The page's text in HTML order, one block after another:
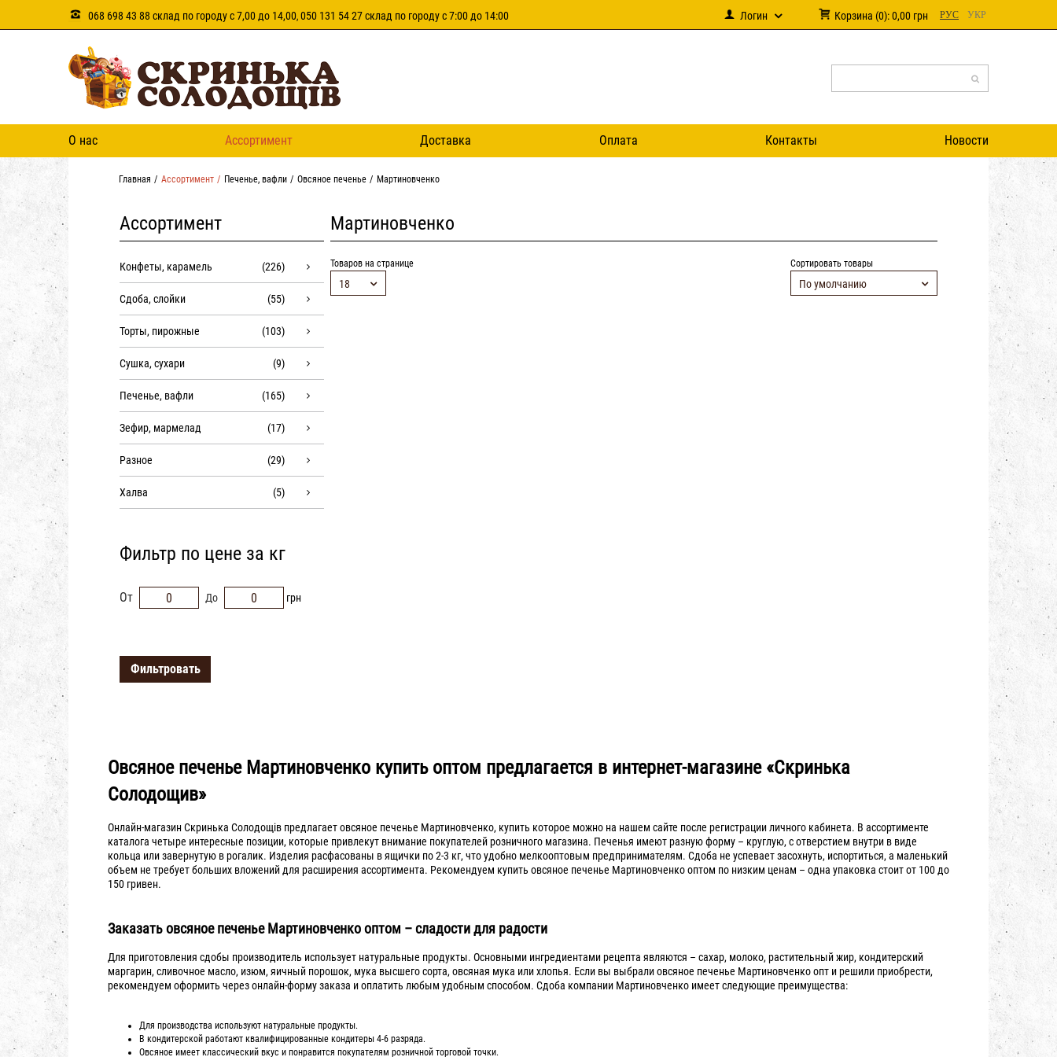
068 698 43 88 склад по городу с 7,00 до 14,00, 050 131 54 27 склад по городу с 7:00 до 14:00 Логин Корзина (0):0,00 грн РУС УКР
О нас Ассортимент Доставка Оплата Контакты Новости
Главная Ассортимент Печенье, вафли Овсяное печенье Мартиновченко
Ассортимент
Конфеты, карамель (226)
Сдоба, слойки (55)
Торты, пирожные (103)
Сушка, сухари (9)
Печенье, вафли (165)
Зефир, мармелад (17)
Разное (29)
Халва (5)
Фильтр по цене за кг
От До грн
Фильтровать
Мартиновченко
Товаров на странице
18
Сортировать товары
По умолчанию
Овсяное печенье Мартиновченко купить оптом предлагается в интернет-магазине «Скринька
Солодощив»
Онлайн-магазин Скринька Солодощiв предлагает овсяное печенье Мартиновченко, купить которое можно на нашем сайте после регистрации личного кабинета. В ассортименте
каталога четыре интересные позиции, которые привлекут внимание покупателей розничного магазина. Печенья имеют разную форму – круглую, с отверстием внутри в виде
кольца или завернутую в рогалик. Изделия расфасованы в ящички по 2-3 кг, что удобно мелкооптовым предпринимателям. Сдоба не успевает засохнуть, испортиться, а маленький
объем не требует больших вложений для расширения ассортимента. Рекомендуем купить овсяное печенье Мартиновченко оптом по низким ценам – одна упаковка стоит от 100 до
150 гривен.
Заказать овсяное печенье Мартиновченко оптом – сладости для радости
Для приготовления сдобы производитель использует натуральные продукты. Основными ингредиентами рецепта являются – сахар, молоко, растительный жир, кондитерский
маргарин, сливочное масло, изюм, яичный порошок, мука высшего сорта, овсяная мука или хлопья. Если вы выбрали овсяное печенье Мартиновченко опт и решили приобрести,
рекомендуем оформить через онлайн-форму заказа и оплатить любым удобным способом. Сдоба компании Мартиновченко имеет следующие преимущества:
Для производства используют натуральные продукты.
В кондитерской работают квалифицированные кондитеры 4-6 разряда.
Овсяное имеет классический вкус и понравится покупателям розничной торговой точки.